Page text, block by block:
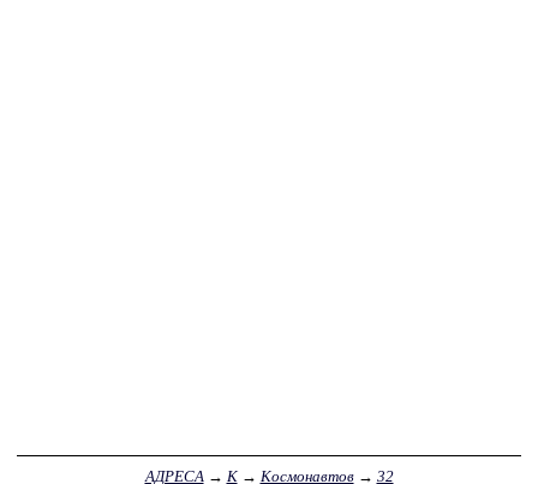
АДРЕСА → К→ Космонавтов→ 32